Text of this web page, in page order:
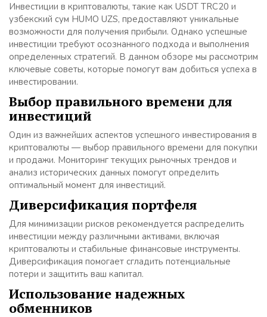
Инвестиции в криптовалюты, такие как USDT TRC20 и
узбекский сум HUMO UZS, предоставляют уникальные
возможности для получения прибыли. Однако успешные
инвестиции требуют осознанного подхода и выполнения
определенных стратегий. В данном обзоре мы рассмотрим
ключевые советы, которые помогут вам добиться успеха в
инвестировании.
Выбор правильного времени для
инвестиций
Один из важнейших аспектов успешного инвестирования в
криптовалюты — выбор правильного времени для покупки
и продажи. Мониторинг текущих рыночных трендов и
анализ исторических данных помогут определить
оптимальный момент для инвестиций.
Диверсификация портфеля
Для минимизации рисков рекомендуется распределить
инвестиции между различными активами, включая
криптовалюты и стабильные финансовые инструменты.
Диверсификация помогает сгладить потенциальные
потери и защитить ваш капитал.
Использование надежных
обменников